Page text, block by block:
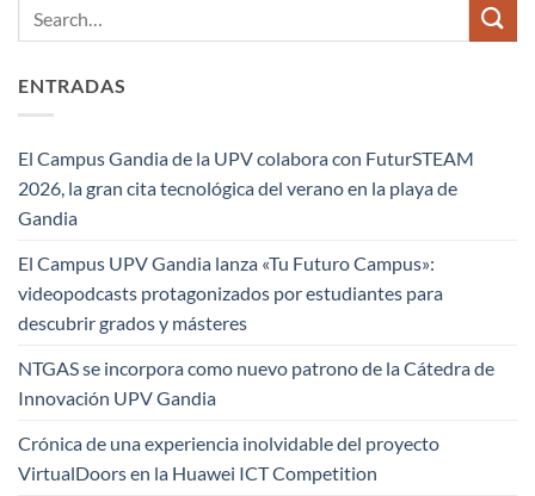
ENTRADAS
El Campus Gandia de la UPV colabora con FuturSTEAM
2026, la gran cita tecnológica del verano en la playa de
Gandia
El Campus UPV Gandia lanza «Tu Futuro Campus»:
videopodcasts protagonizados por estudiantes para
descubrir grados y másteres
NTGAS se incorpora como nuevo patrono de la Cátedra de
Innovación UPV Gandia
Crónica de una experiencia inolvidable del proyecto
VirtualDoors en la Huawei ICT Competition